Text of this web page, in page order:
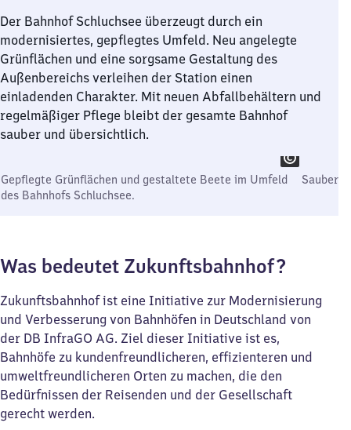
Der Bahnhof Schluchsee überzeugt durch ein
modernisiertes, gepflegtes Umfeld. Neu angelegte
Grünflächen und eine sorgsame Gestaltung des
Außenbereichs verleihen der Station einen
einladenden Charakter. Mit neuen Abfallbehältern und
regelmäßiger Pflege bleibt der gesamte Bahnhof
sauber und übersichtlich.
Gepflegte Grünflächen und gestaltete Beete im Umfeld
des Bahnhofs Schluchsee.
Was bedeutet Zukunftsbahnhof?
Zukunftsbahnhof ist eine Initiative zur Modernisierung
und Verbesserung von Bahnhöfen in Deutschland von
der DB InfraGO AG. Ziel dieser Initiative ist es,
Bahnhöfe zu kundenfreundlicheren, effizienteren und
umweltfreundlicheren Orten zu machen, die den
Bedürfnissen der Reisenden und der Gesellschaft
gerecht werden.